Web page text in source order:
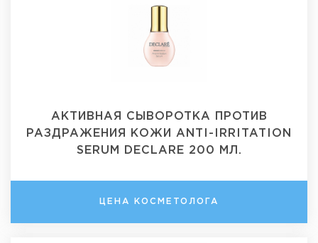
АКТИВНАЯ СЫВОРОТКА ПРОТИВ
РАЗДРАЖЕНИЯ КОЖИ ANTI-IRRITATION
SERUM DECLARE 200 МЛ.
ЦЕНА КОСМЕТОЛОГА